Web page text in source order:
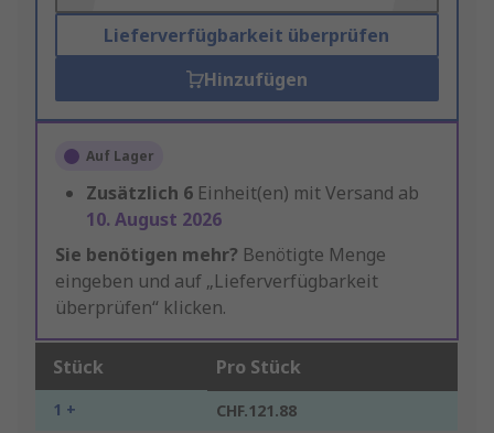
Lieferverfügbarkeit überprüfen
Hinzufügen
Auf Lager
Zusätzlich 6 Einheit(en) mit Versand ab
10. August 2026
Sie benötigen mehr? Benötigte Menge
eingeben und auf „Lieferverfügbarkeit
überprüfen“ klicken.
Stück Pro Stück
1 + CHF.121.88